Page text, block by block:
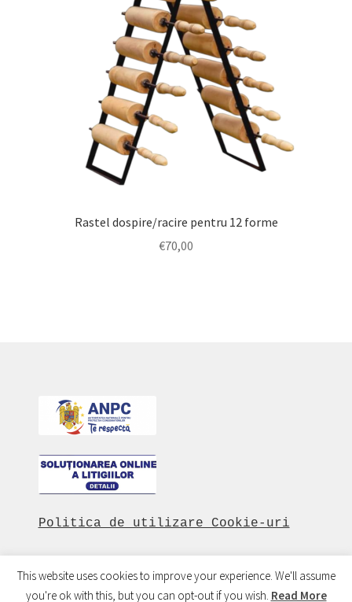
Rastel dospire/racire pentru 12 forme
€70,00
Politica de utilizare Cookie-uri
This website uses cookies to improve your experience. We'll assume
you're ok with this, but you can opt-out if you wish. Read More